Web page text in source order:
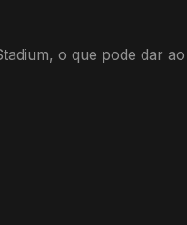
o que pode dar